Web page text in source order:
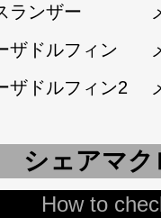
ランザー
ザドルフィン
ザドルフィン2
シェアマ
How to